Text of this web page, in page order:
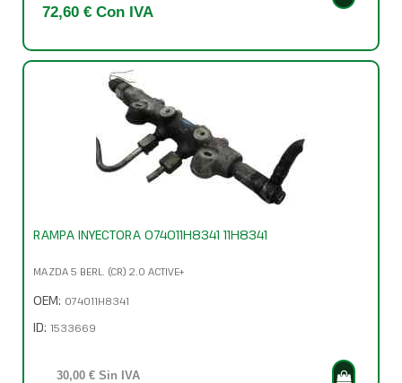
72,60 € Con IVA
RAMPA INYECTORA 074011H8341 11H8341
MAZDA 5 BERL. (CR) 2.0 ACTIVE+
OEM: 074011H8341
ID: 1533669
30,00 € Sin IVA